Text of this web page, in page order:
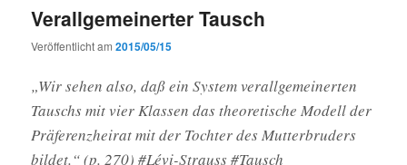
Verallgemeinerter Tausch
Veröffentlicht am2015/05/15
„Wir sehen also, daß ein System verallgemeinerten
Tauschs mit vier Klassen das theoretische Modell der
Präferenzheirat mit der Tochter des Mutterbruders
bildet.“ (p. 270) #Lévi-Strauss #Tausch